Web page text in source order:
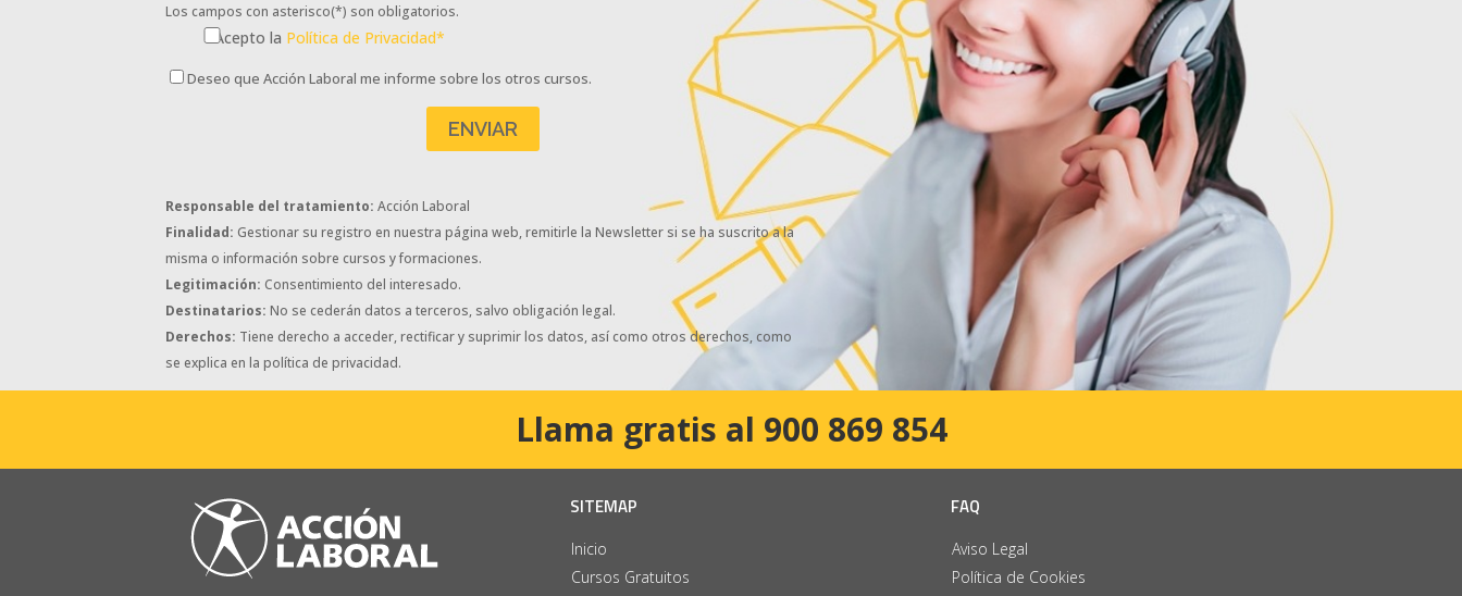
Los campos con asterisco(*) son obligatorios.
Acepto la Política de Privacidad*
Deseo que Acción Laboral me informe sobre los otros cursos.
Responsable del tratamiento: Acción Laboral
Finalidad: Gestionar su registro en nuestra página web, remitirle la Newsletter si se ha suscrito a la
misma o información sobre cursos y formaciones.
Legitimación: Consentimiento del interesado.
Destinatarios: No se cederán datos a terceros, salvo obligación legal.
Derechos: Tiene derecho a acceder, rectificar y suprimir los datos, así como otros derechos, como
se explica en la política de privacidad.
Llama gratis al 900 869 854
SITEMAP
Inicio
Cursos Gratuitos
FAQ
Aviso Legal
Política de Cookies